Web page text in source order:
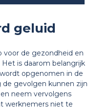
geluid
voor de gezondheid en
is daarom belangrijk
opgenomen in de
gevolgen kunnen zijn
neem vervolgens
werknemers niet te